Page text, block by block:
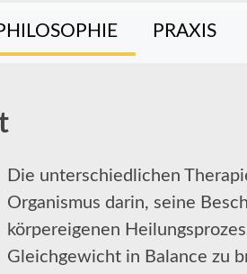
PRAXIS
Die unterschiedlichen
Organismus darin, seine
körpereigenen
Gleichgewicht in Balance zu